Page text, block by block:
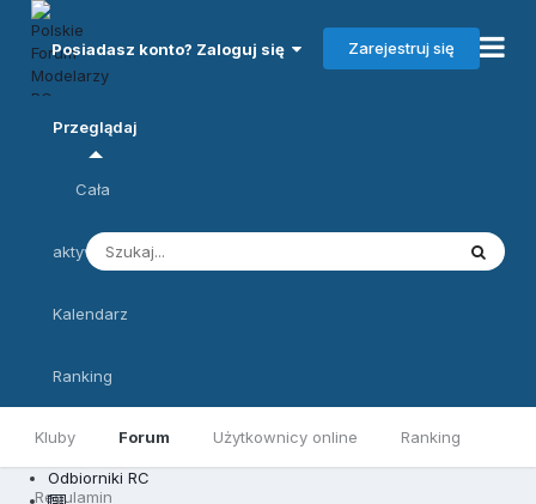
Posiadasz konto? Zaloguj się Zarejestruj się
Przeglądaj
Kluby Forum Użytkownicy online Ranking
Regulamin
Cała
aktywność
Kalendarz
Ranking
Odbiorniki RC